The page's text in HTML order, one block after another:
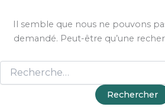
Il semble que nous ne pouvons
demandé. Peut-être qu’une